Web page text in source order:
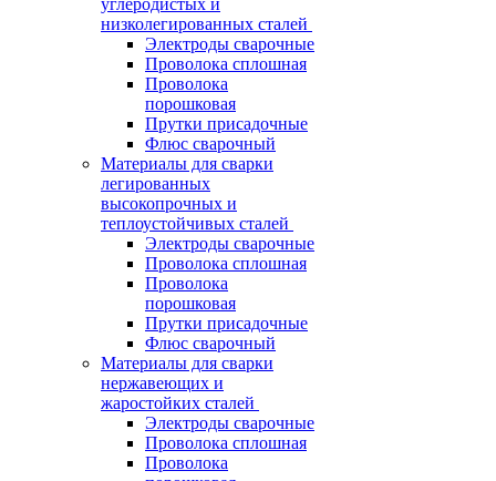
углеродистых и
низколегированных сталей
Электроды сварочные
Проволока сплошная
Проволока
порошковая
Прутки присадочные
Флюс сварочный
Материалы для сварки
легированных
высокопрочных и
теплоустойчивых сталей
Электроды сварочные
Проволока сплошная
Проволока
порошковая
Прутки присадочные
Флюс сварочный
Материалы для сварки
нержавеющих и
жаростойких сталей
Электроды сварочные
Проволока сплошная
Проволока